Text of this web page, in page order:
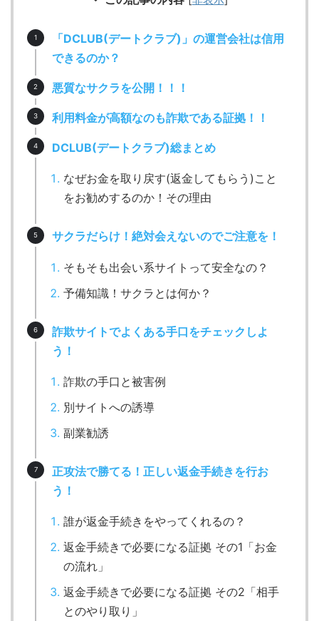
「DCLUB(デートクラブ)」の運営会社は信用
できるのか？
悪質なサクラを公開！！！
利用料金が高額なのも詐欺である証拠！！
DCLUB(デートクラブ)総まとめ
なぜお金を取り戻す(返金してもらう)こと
をお勧めするのか！その理由
サクラだらけ！絶対会えないのでご注意を！
そもそも出会い系サイトって安全なの？
予備知識！サクラとは何か？
詐欺サイトでよくある手口をチェックしよ
う！
詐欺の手口と被害例
別サイトへの誘導
副業勧誘
正攻法で勝てる！正しい返金手続きを行お
う！
誰が返金手続きをやってくれるの？
返金手続きで必要になる証拠 その1「お金
の流れ」
返金手続きで必要になる証拠 その2「相手
とのやり取り」